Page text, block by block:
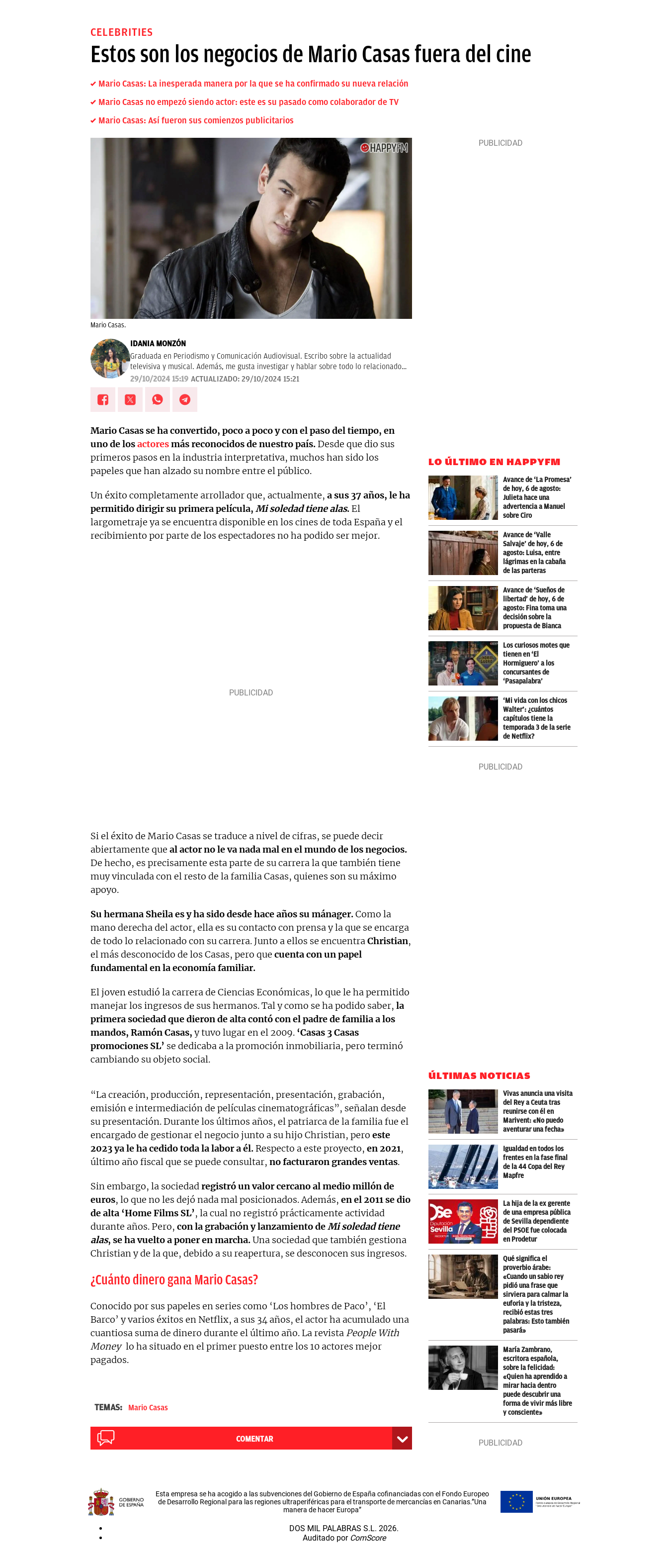
CELEBRITIES
Estos son los negocios de Mario Casas fuera del cine
Mario Casas: La inesperada manera por la que se ha confirmado su nueva relación
Mario Casas no empezó siendo actor: este es su pasado como colaborador de TV
Mario Casas: Así fueron sus comienzos publicitarios
Mario Casas.
IDANIA MONZÓN
Graduada en Periodismo y Comunicación Audiovisual. Escribo sobre la actualidad
televisiva y musical. Además, me gusta investigar y hablar sobre todo lo relacionado
con las ficciones del momento, tanto de la pequeña como gran pantalla.
29/10/2024 15:19 ACTUALIZADO: 29/10/2024 15:21
Mario Casas se ha convertido, poco a poco y con el paso del tiempo, en
uno de losactoresmás reconocidos de nuestro país. Desde que dio sus
primeros pasos en la industria interpretativa, muchos han sido los
papeles que han alzado su nombre entre el público.
Un éxito completamente arrollador que, actualmente, a sus 37 años, le ha
permitido dirigir su primera película, Mi soledad tiene alas. El
largometraje ya se encuentra disponible en los cines de toda España y el
recibimiento por parte de los espectadores no ha podido ser mejor.
Si el éxito de Mario Casas se traduce a nivel de cifras, se puede decir
abiertamente que al actor no le va nada mal en el mundo de los negocios.
De hecho, es precisamente esta parte de su carrera la que también tiene
muy vinculada con el resto de la familia Casas, quienes son su máximo
apoyo.
Su hermana Sheila es y ha sido desde hace años su mánager.Como la
mano derecha del actor, ella es su contacto con prensa y la que se encarga
de todo lo relacionado con su carrera. Junto a ellos se encuentraChristian,
el más desconocido de los Casas, pero que cuenta con un papel
fundamental en la economía familiar.
El joven estudió la carrera de Ciencias Económicas, lo que le ha permitido
manejar los ingresos de sus hermanos. Tal y como se ha podido saber, la
primera sociedad que dieron de alta contó con el padre de familia a los
mandos, Ramón Casas, y tuvo lugar en el 2009. ‘Casas 3 Casas
promociones SL’ se dedicaba a la promoción inmobiliaria, pero terminó
cambiando su objeto social.
“La creación, producción, representación, presentación, grabación,
emisión e intermediación de películas cinematográficas”, señalan desde
su presentación. Durante los últimos años, el patriarca de la familia fue el
encargado de gestionar el negocio junto a su hijo Christian, pero este
2023 ya le ha cedido toda la labor a él. Respecto a este proyecto, en 2021,
último año fiscal que se puede consultar, no facturaron grandes ventas.
Sin embargo, la sociedadregistró un valor cercano al medio millón de
euros, lo que no les dejó nada mal posicionados. Además, en el 2011 se dio
de alta ‘Home Films SL’, la cual no registró prácticamente actividad
durante años. Pero, con la grabación y lanzamiento deMi soledad tiene
alas, se ha vuelto a poner en marcha.Una sociedad que también gestiona
Christian y de la que, debido a su reapertura, se desconocen sus ingresos.
¿Cuánto dinero gana Mario Casas?
Conocido por sus papeles en series como ‘Los hombres de Paco’, ‘El
Barco’ y varios éxitos en Netflix, a sus 34 años, el actor ha acumulado una
cuantiosa suma de dinero durante el último año. La revista People With
Money lo ha situado en el primer puesto entre los 10 actores mejor
pagados.
TEMAS: Mario Casas
COMENTAR
LO ÚLTIMO EN HAPPYFM
Avance de ‘La Promesa’
de hoy, 6 de agosto:
Julieta hace una
advertencia a Manuel
sobre Ciro
Avance de ‘Valle
Salvaje’ de hoy, 6 de
agosto: Luisa, entre
lágrimas en la cabaña
de las parteras
Avance de ‘Sueños de
libertad’ de hoy, 6 de
agosto: Fina toma una
decisión sobre la
propuesta de Bianca
Los curiosos motes que
tienen en ‘El
Hormiguero’ a los
concursantes de
‘Pasapalabra’
‘Mi vida con los chicos
Walter’: ¿cuántos
capítulos tiene la
temporada 3 de la serie
de Netflix?
ÚLTIMAS NOTICIAS
Vivas anuncia una visita
del Rey a Ceuta tras
reunirse con él en
Marivent: «No puedo
aventurar una fecha»
Igualdad en todos los
frentes en la fase final
de la 44 Copa del Rey
Mapfre
La hija de la ex gerente
de una empresa pública
de Sevilla dependiente
del PSOE fue colocada
en Prodetur
Qué significa el
proverbio árabe:
«Cuando un sabio rey
pidió una frase que
sirviera para calmar la
euforia y la tristeza,
recibió estas tres
palabras: Esto también
pasará»
María Zambrano,
escritora española,
sobre la felicidad:
«Quien ha aprendido a
mirar hacia dentro
puede descubrir una
forma de vivir más libre
y consciente»
Esta empresa se ha acogido a las subvenciones del Gobierno de España cofinanciadas con el Fondo Europeo
de Desarrollo Regional para las regiones ultraperiféricas para el transporte de mercancías en Canarias.”Una
manera de hacer Europa”
DOS MIL PALABRAS S.L. 2026.
Auditado por ComScore